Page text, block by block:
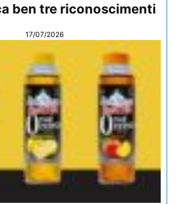
ben tre riconoscimenti
17/07/2026